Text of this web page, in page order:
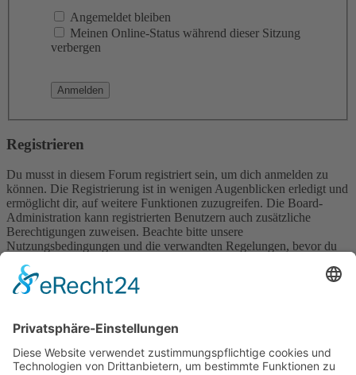
Angemeldet bleiben
Meinen Online-Status während dieser Sitzung
verbergen
Registrieren
Du musst in diesem Forum registriert sein, um dich anmelden zu
können. Die Registrierung ist in wenigen Augenblicken erledigt und
ermöglicht dir, auf weitere Funktionen zuzugreifen. Die Board-
Administration kann registrierten Benutzern auch zusätzliche
Berechtigungen zuweisen. Beachte bitte unsere
Nutzungsbedingungen und die verwandten Regelungen, bevor du
wenn du dich in diesem Board bewegst.